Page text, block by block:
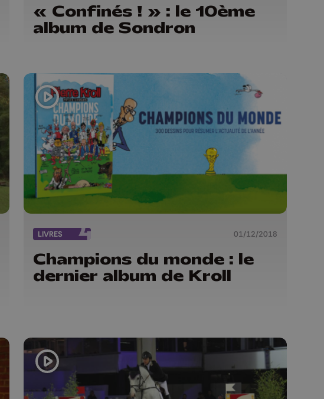
« Confinés ! » : le 10ème
album de Sondron
LIVRES 01/12/2018
Champions du monde : le
dernier album de Kroll